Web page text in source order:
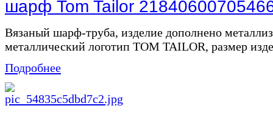
шарф Tom Tailor
Вязаный шарф-труба, изделие дополнено
металлический логотип TOM TAILOR, размер
Подробнее